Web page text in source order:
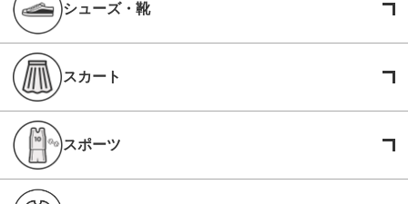
シューズ・靴
スカート
スポーツ